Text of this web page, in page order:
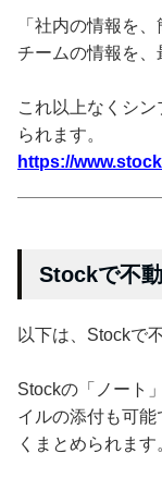
「社内の情報を
チームの情報を、
これ以上なくシ
られます。
https://
Stockで不
以下は、Stockで
Stockの「ノート
イルの添付も可
くまとめられます